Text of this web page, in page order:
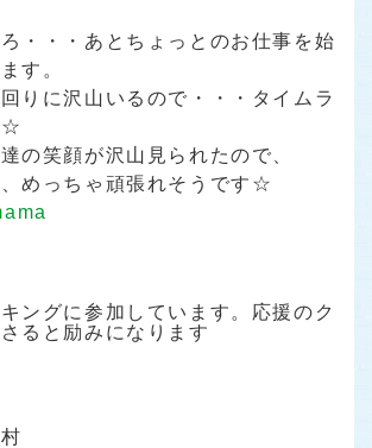
・・・あとちょっとのお仕事を始
す。
りに沢山いるので・・・タイムラ
☆
の笑顔が沢山見られたので、
めっちゃ頑張れそうです☆
ングに参加しています。応援のク
ると励みになります